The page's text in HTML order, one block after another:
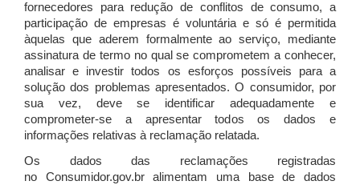
fornecedores para redução de conflitos de consumo, a
participação de empresas é voluntária e só é permitida
àquelas que aderem formalmente ao serviço, mediante
assinatura de termo no qual se comprometem a conhecer,
analisar e investir todos os esforços possíveis para a
solução dos problemas apresentados. O consumidor, por
sua vez, deve se identificar adequadamente e
comprometer-se a apresentar todos os dados e
informações relativas à reclamação relatada.
Os dados das reclamações registradas
no Consumidor.gov.br alimentam uma base de dados